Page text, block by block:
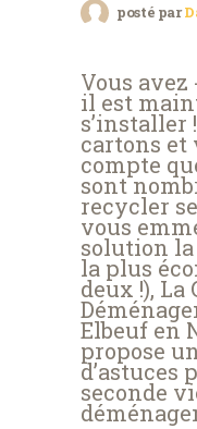
posté par
Vous
il est
s’installer
cartons et
compte
sont
recycler
vous
solution
la plus
deux !), La
Elbeuf en
propose
d’astuces
seconde